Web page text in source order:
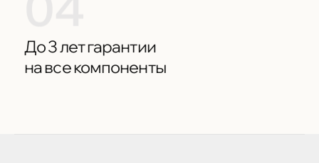
До 3 лет гарантии
на все компоненты